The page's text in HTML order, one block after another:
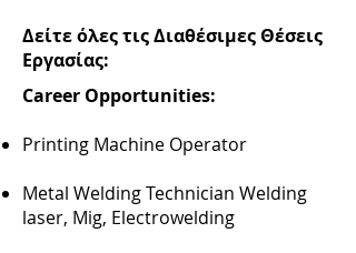
Δείτε όλες τις Διαθέσιμες Θέσεις
Εργασίας:
Career Opportunities:
Printing Machine Operator
Metal Welding Technician Welding
laser, Mig, Electrowelding